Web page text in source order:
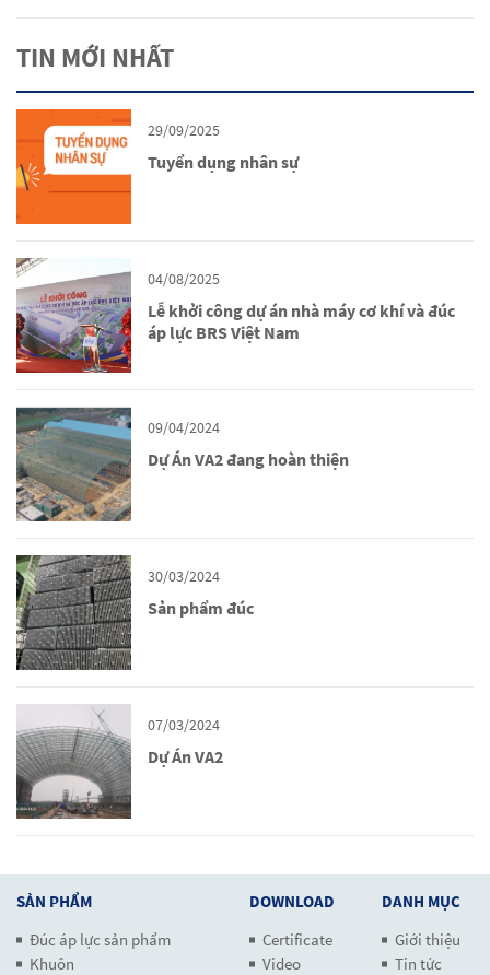
TIN MỚI NHẤT
29/09/2025
Tuyển dụng nhân sự
04/08/2025
Lễ khởi công dự án nhà máy cơ khí và đúc
áp lực BRS Việt Nam
09/04/2024
Dự Án VA2 đang hoàn thiện
30/03/2024
Sản phẩm đúc
07/03/2024
Dự Án VA2
SẢN PHẨM
Đúc áp lực sản phẩm
Khuôn
DOWNLOAD
Certificate
Video
DANH MỤC
Giới thiệu
Tin tức